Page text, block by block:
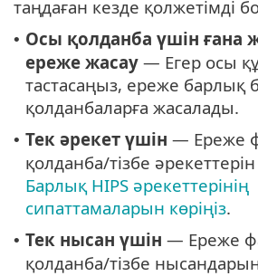
таңдаған кезде қолжетімді
• Осы қолданба үшін ғана
ереже жасау — Егер осы
тастасаңыз, ереже барлық
қолданбаларға жасалады.
• Тек әрекет үшін — Ереже
қолданба/тізбе
Барлық HIPS әрекеттерінің
сипаттамаларын көріңіз.
• Тек нысан үшін — Ереже
қолданба/тізбе